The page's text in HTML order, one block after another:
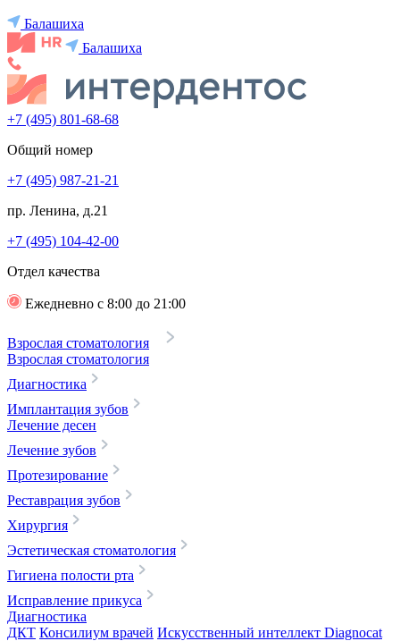
Балашиха
Балашиха
+7 (495) 801-68-68
Общий номер
+7 (495) 987-21-21
пр. Ленина, д.21
+7 (495) 104-42-00
Отдел качества
Ежедневно с 8:00 до 21:00
Взрослая стоматология
Взрослая стоматология
Диагностика
Имплантация зубов
Лечение десен
Лечение зубов
Протезирование
Реставрация зубов
Хирургия
Эстетическая стоматология
Гигиена полости рта
Исправление прикуса
Диагностика
ДКТ Консилиум врачей Искусственный интеллект Diagnocat